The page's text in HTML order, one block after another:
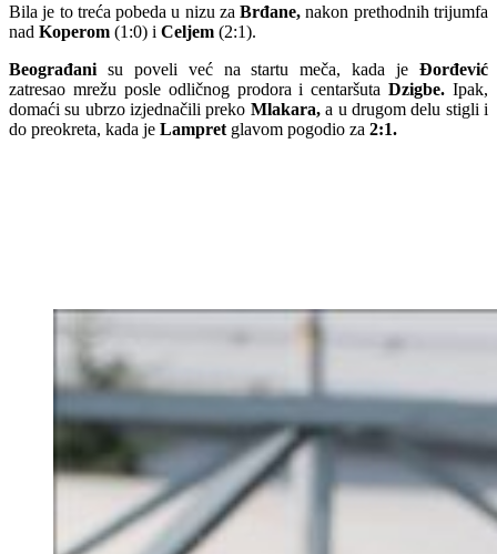
Bila je to treća pobeda u nizu zaBrđane, nakon prethodnih trijumfa
nad Koperom (1:0) i Celjem (2:1).
Beograđani su poveli već na startu meča, kada je Đorđević
zatresao mrežu posle odličnog prodora i centaršutaDzigbe. Ipak,
domaći su ubrzo izjednačili preko Mlakara,a u drugom delu stigli i
do preokreta, kada je Lampret glavom pogodio za 2:1.